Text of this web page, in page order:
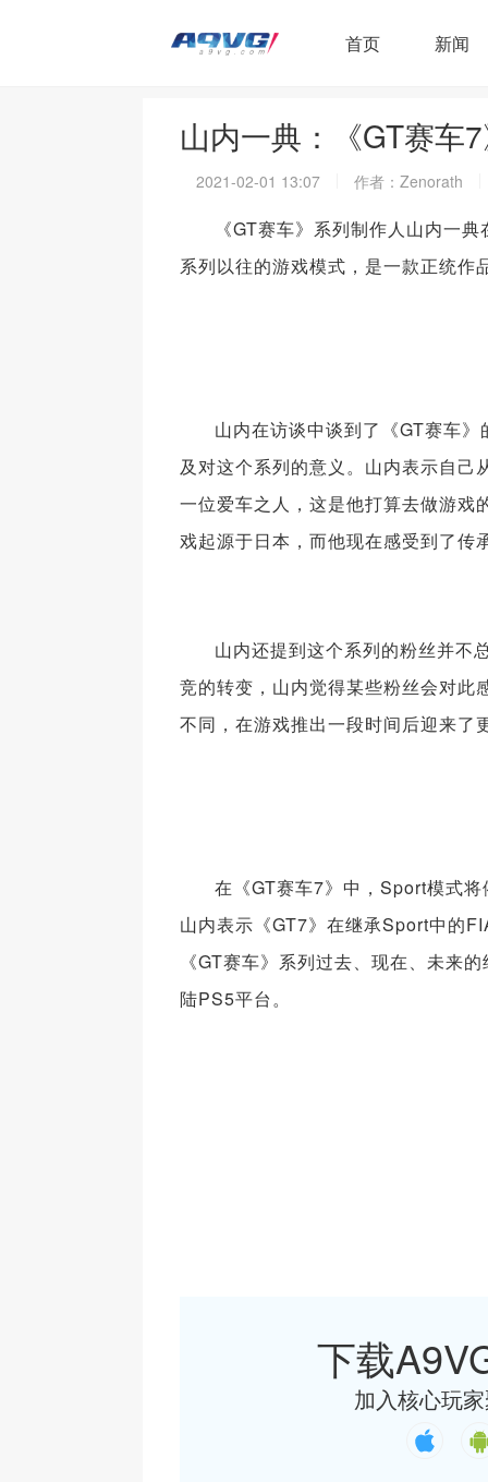
首页 新闻
山内一典：《GT赛车
2021-02-01 13:07 作者：Zenorath
《GT赛车》系列制作人山内一
系列以往的游戏模式，是一款正统作
山内在访谈中谈到了《GT赛车
及对这个系列的意义。山内表示自己
一位爱车之人，这是他打算去做游戏
戏起源于日本，而他现在感受到了传
山内还提到这个系列的粉丝并不
竞的转变，山内觉得某些粉丝会对此
不同，在游戏推出一段时间后迎来了
在《GT赛车7》中，Sport模式
山内表示《GT7》在继承Sport中的
《GT赛车》系列过去、现在、未来
陆PS5平台。
下载
加入核心玩